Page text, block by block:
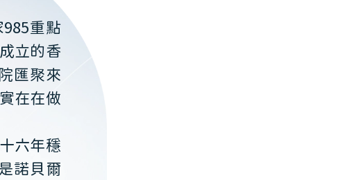
重點
立的香
匯聚來
在在做
六年穩
諾貝爾